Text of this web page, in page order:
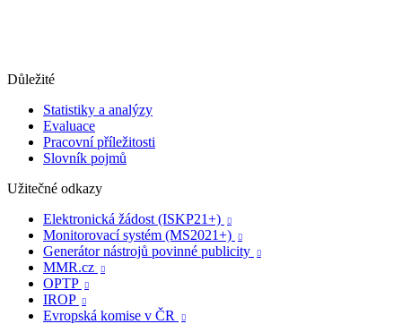
Důležité
Statistiky a analýzy
Evaluace
Pracovní příležitosti
Slovník pojmů
Užitečné odkazy
Elektronická žádost (ISKP21+)

Monitorovací systém (MS2021+) 
Generátor nástrojů povinné publicity 
MMR.cz 
OPTP 
IROP 
Evropská komise v ČR 